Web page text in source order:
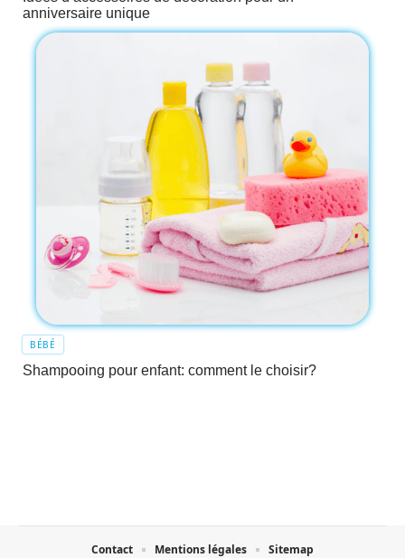
anniversaire unique
BÉBÉ
Shampooing pour enfant: comment le choisir?
Contact Mentions légales Sitemap